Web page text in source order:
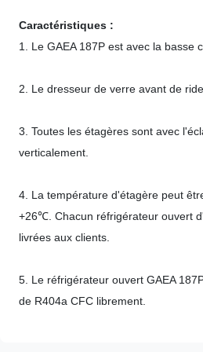
Caractéristiques :
1. Le GAEA 187P est avec la basse
2. Le dresseur de verre avant de
3. Toutes les étagères sont avec
verticalement.
4. La température d'étagère peut
+26℃. Chacun réfrigérateur ouvert
livrées aux clients.
5. Le réfrigérateur ouvert GAEA
de R404a CFC librement.